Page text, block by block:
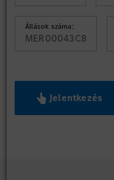
Állások száma:
MER00043C8
Jelentkezés